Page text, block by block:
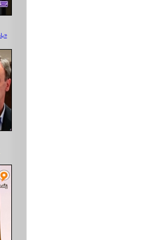
یادمان «امین نیا» و گفت‌وگو با «نصرت‌الله‌نوری»